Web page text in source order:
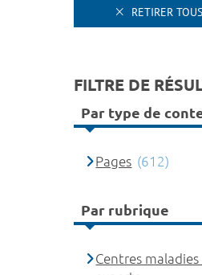
RETIRER
FILTRE DE
Par type de
Pages (612)
Par rubrique
Centres